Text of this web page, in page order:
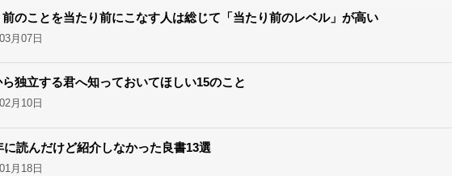
前のことを当たり前にこなす人は総じて「当たり前のレベル」が高い
月07日
ら独立する君へ知っておいてほしい15のこと
月10日
に読んだけど紹介しなかった良書13選
月18日